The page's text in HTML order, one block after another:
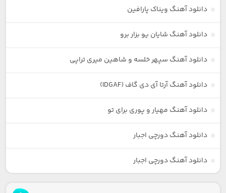
دانلود آهنگ ویناک پارافین
دانلود آهنگ شایان یو بزار برو
دانلود آهنگ سپهر خلسه و شاهین میری تراپی
دانلود آهنگ آرتا آی دی گاف (IDGAF)
دانلود آهنگ مهیار و پوری برای تو
دانلود آهنگ دورچی اجبار
دانلود آهنگ دورچی اجبار